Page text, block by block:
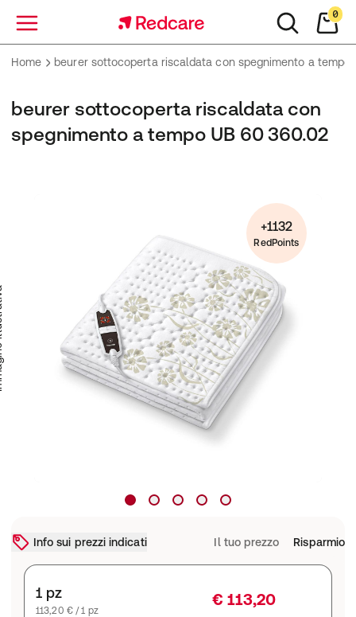
Menu
0
Home beurer sottocoperta riscaldata con spegnimento a tempo
beurer sottocoperta riscaldata con
spegnimento a tempo UB 60 360.02
+1132
RedPoints
Info sui prezzi indicati Il tuo prezzo Risparmio
1 pz
113,20 € / 1 pz
€ 113,20